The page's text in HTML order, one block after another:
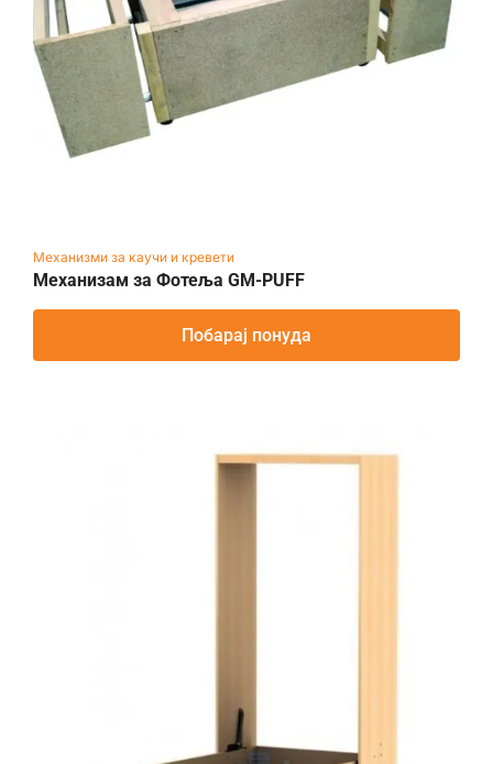
Механизми за каучи и кревети
Механизам за Фотеља GM-PUFF
Побарај понуда